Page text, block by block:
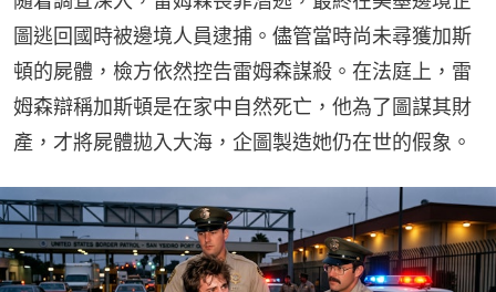
圖逃回國時被邊境人員逮捕。儘管當時尚未尋獲加斯
頓的屍體，檢方依然控告雷姆森謀殺。在法庭上，雷
姆森辯稱加斯頓是在家中自然死亡，他為了圖謀其財
產，才將屍體拋入大海，企圖製造她仍在世的假象。